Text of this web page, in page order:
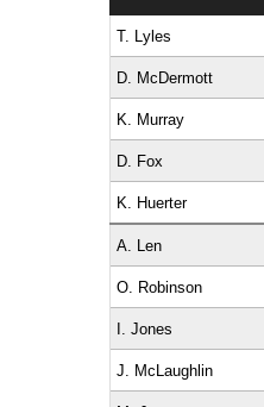
T. Lyles
D. McDermott
K. Murray
D. Fox
K. Huerter
A. Len
O. Robinson
I. Jones
J. McLaughlin